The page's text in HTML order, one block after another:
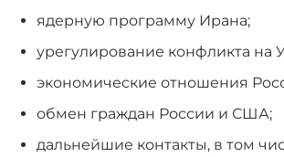
ядерную программу Ирана;
урегулирование конфликта на
экономические отношения
обмен граждан России и США;
дальнейшие контакты, в том